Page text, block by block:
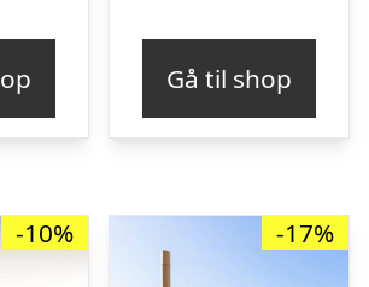
kr. 4.468,00.
kr. 4.430,72.
Gå til shop
-10% -17%